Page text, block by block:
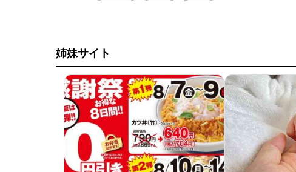
姉妹サイト